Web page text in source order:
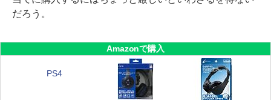
だろう。
Amazonで購入
PS4